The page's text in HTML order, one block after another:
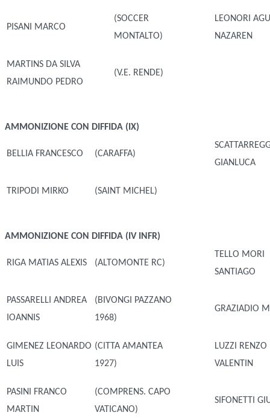
PISANI MARCO
(SOCCER
MONTALTO)
LEONORI
NAZAREN
MARTINS DA SILVA
RAIMUNDO PEDRO
(V.E. RENDE)
AMMONIZIONE CON DIFFIDA (IX)
BELLIA FRANCESCO (CARAFFA)
GIANLUCA
TRIPODI MIRKO (SAINT MICHEL)
AMMONIZIONE CON DIFFIDA (IV INFR)
RIGA MATIAS ALEXIS (ALTOMONTE RC)
TELLO MORI
SANTIAGO
PASSARELLI ANDREA
IOANNIS
(BIVONGI PAZZANO
1968)
GRAZIADIO
GIMENEZ LEONARDO
LUIS
(CITTA AMANTEA
1927)
LUZZI RENZO
VALENTIN
PASINI FRANCO
MARTIN
(COMPRENS. CAPO
VATICANO)
SIFONETTI